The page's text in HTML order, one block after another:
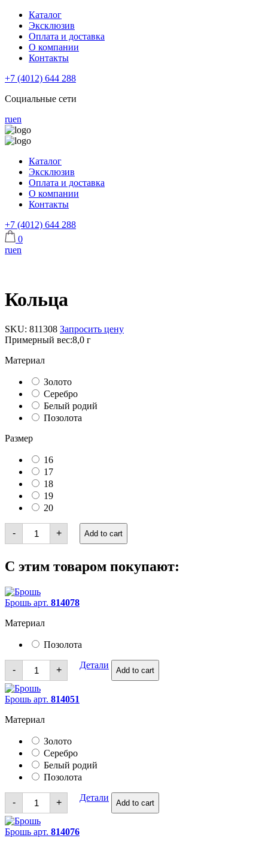
Каталог
Эксклюзив
Оплата и доставка
О компании
Контакты
+7 (4012) 644 288
Социальные сети
ruen
Каталог
Эксклюзив
Оплата и доставка
О компании
Контакты
+7 (4012) 644 288
0
ruen
Кольца
SKU: 811308 Запросить цену
Примерный вес:8,0 г
Материал
Золото
Серебро
Белый родий
Позолота
Размер
16
17
18
19
20
-
Кольца
quantity
+ Add to cart
С этим товаром покупают:
Брошь арт. 814078
Материал
Позолота
-
Брошь
quantity
+ Детали
Add to cart
Брошь арт. 814051
Материал
Золото
Серебро
Белый родий
Позолота
-
Брошь
quantity
+ Детали
Add to cart
Брошь арт. 814076